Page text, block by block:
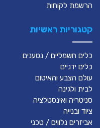
הרשמת לקוחות
קטגוריות ראשיות
כלים חשמליים / נטענים
כלים ידניים
עולם הצבע והאיטום
לבית ולגינה
סניטריה ואינסטלציה
ציוד ובנייה
אביזרים נלווים / טכני